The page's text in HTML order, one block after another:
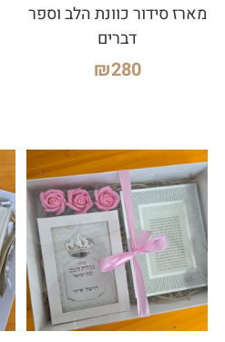
מארז סידור כוונת הלב וספר
דברים
₪280